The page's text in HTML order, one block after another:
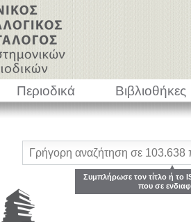
Περιοδικά Βιβλιοθήκες
Συμπλήρωσε τον τίτλο ή το
που σε